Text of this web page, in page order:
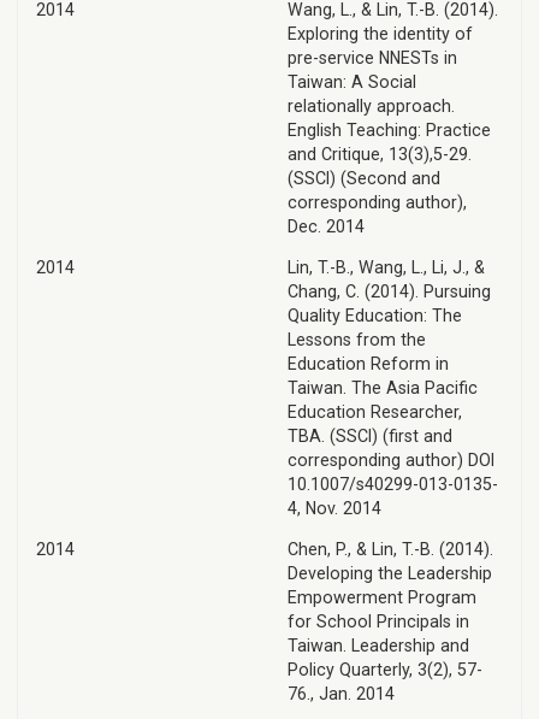
2014
Wang, L., & Lin, T.-B. (2014).
Exploring the identity of
pre-service NNESTs in
Taiwan: A Social
relationally approach.
English Teaching: Practice
and Critique, 13(3),5-29.
(SSCI) (Second and
corresponding author),
Dec. 2014
2014
Lin, T.-B., Wang, L., Li, J., &
Chang, C. (2014). Pursuing
Quality Education: The
Lessons from the
Education Reform in
Taiwan. The Asia Pacific
Education Researcher,
TBA. (SSCI) (first and
corresponding author) DOI
10.1007/s40299-013-0135-
4, Nov. 2014
2014
Chen, P., & Lin, T.-B. (2014).
Developing the Leadership
Empowerment Program
for School Principals in
Taiwan. Leadership and
Policy Quarterly, 3(2), 57-
76., Jan. 2014